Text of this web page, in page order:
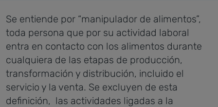
Se entiende por “manipulador de alimentos”,
toda persona que por su actividad laboral
entra en contacto con los alimentos durante
cualquiera de las etapas de producción,
transformación y distribución, incluido el
servicio y la venta. Se excluyen de esta
definición, las actividades ligadas a la